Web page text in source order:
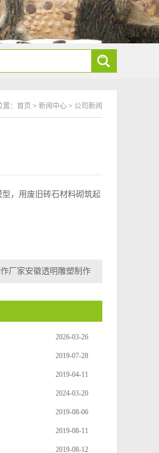
： 首页 > 新闻中心 > 公司新闻
，用废旧砖石材料砌筑起
厂家安徽透明雕塑制作
2026-03-26
2019-07-28
2019-04-11
2024-03-20
2019-08-06
2019-08-11
2019-08-12